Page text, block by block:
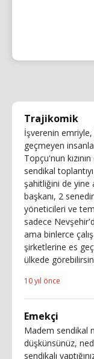
Trajikomik
İşverenin emriyle,
geçmeyen
Topçu'nun
sendikal
şahitliğini de yine
başkanı, 2
yöneticileri ve
sadece
ama binlerce
şirketlerine es
ülkede
10 yıl önce
Emekçi
Madem sendikal
düşkünsünüz,
sendikalı